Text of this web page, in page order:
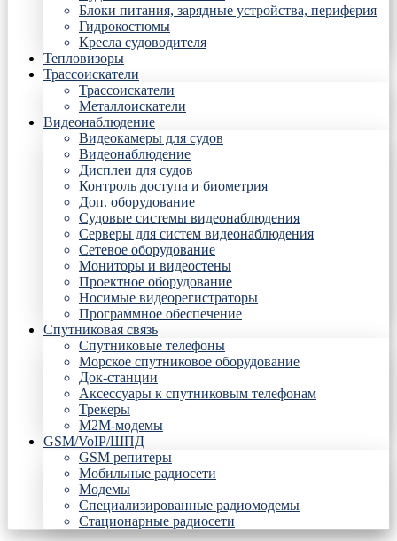
Блоки питания, зарядные устройства, периферия
Гидрокостюмы
Кресла судоводителя
Тепловизоры
Трассоискатели
Трассоискатели
Металлоискатели
Видеонаблюдение
Видеокамеры для судов
Видеонаблюдение
Дисплеи для судов
Контроль доступа и биометрия
Доп. оборудование
Судовые системы видеонаблюдения
Серверы для систем видеонаблюдения
Сетевое оборудование
Мониторы и видеостены
Проектное оборудование
Носимые видеорегистраторы
Программное обеспечение
Спутниковая связь
Спутниковые телефоны
Морское спутниковое оборудование
Док-станции
Аксессуары к спутниковым телефонам
Трекеры
М2М-модемы
GSM/VoIP/ШПД
GSM репитеры
Мобильные радиосети
Модемы
Специализированные радиомодемы
Стационарные радиосети